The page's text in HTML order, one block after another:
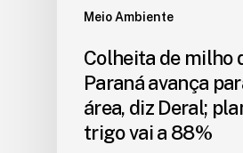
Meio Ambiente
Colheita de milho
Paraná avança
área, diz Deral;
trigo vai a 88%